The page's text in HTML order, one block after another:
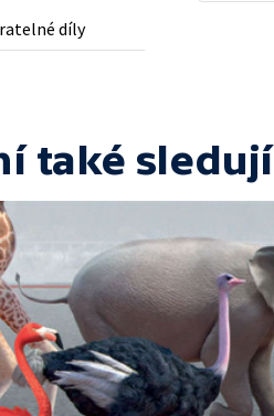
díly
také sledují